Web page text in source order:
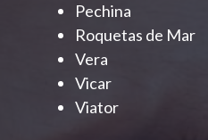
Pechina
Roquetas de Mar
Vera
Vicar
Viator